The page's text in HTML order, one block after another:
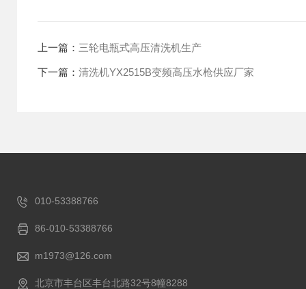
上一篇： 三轮电瓶式高压清洗机生产
下一篇： 清洗机YX2515B变频高压水枪供应厂家
010-53388766
86-010-53388766
m1973@126.com
北京市丰台区丰台北路32号8幢8288